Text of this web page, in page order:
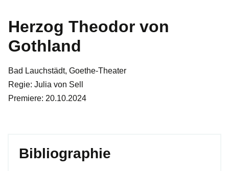
Herzog Theodor von
Gothland
Bad Lauchstädt, Goethe-Theater
Regie: Julia von Sell
Premiere: 20.10.2024
Bibliographie